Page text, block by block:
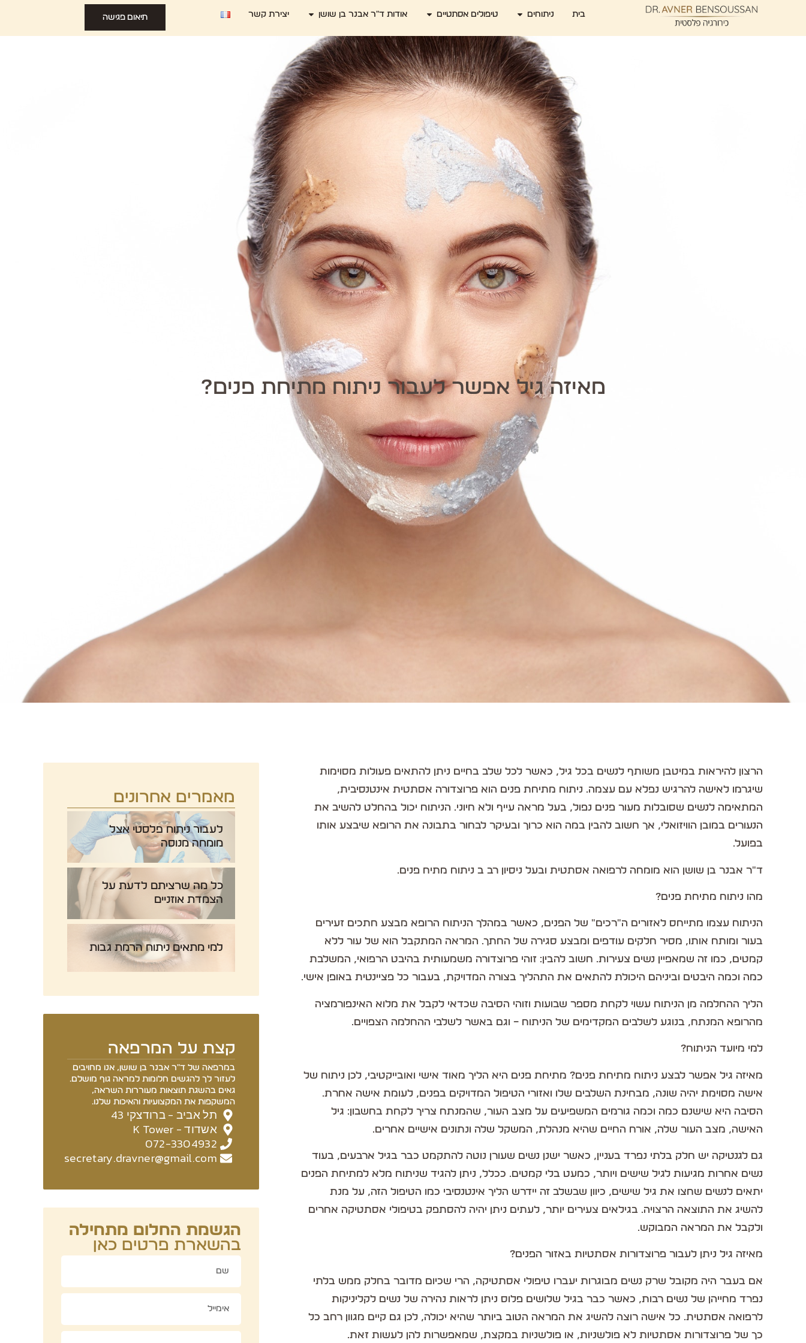
תיאום פגישה בית ניתוחים טיפולים אסתטיים אודות ד"ר אבנר בן שושן יצירת קשר
מאיזה גיל אפשר לעבור ניתוח מתיחת פנים?
הרצון להיראות במיטבן משותף לנשים בכל גיל, כאשר לכל שלב בחיים ניתן להתאים פעולות מסוימות
שיגרמו לאישה להרגיש נפלא עם עצמה. ניתוח מתיחת פנים הוא פרוצדורה אסתטית אינטנסיבית,
המתאימה לנשים שסובלות מעור פנים נפול, בעל מראה עייף ולא חיוני. הניתוח יכול בהחלט להשיב את
הנעורים במובן הוויזואלי, אך חשוב להבין במה הוא כרוך ובעיקר לבחור בתבונה את הרופא שיבצע אותו
בפועל.
ד"ר אבנר בן שושן הוא מומחה לרפואה אסתטית ובעל ניסיון רב ב ניתוח מתיח פנים.
מהו ניתוח מתיחת פנים?
הניתוח עצמו מתייחס לאזורים ה"רכים" של הפנים, כאשר במהלך הניתוח הרופא מבצע חתכים זעירים
בעור ומותח אותו, מסיר חלקים עודפים ומבצע סגירה של החתך. המראה המתקבל הוא של עור ללא
קמטים, כמו זה שמאפיין נשים צעירות. חשוב להבין: זוהי פרוצדורה משמעותית בהיבט הרפואי, המשלבת
כמה וכמה היבטים וביניהם היכולת להתאים את התהליך בצורה המדויקת, בעבור כל פציינטית באופן אישי.
הליך ההחלמה מן הניתוח עשוי לקחת מספר שבועות וזוהי הסיבה שכדאי לקבל את מלוא האינפורמציה
מהרופא המנתח, בנוגע לשלבים המקדימים של הניתוח – וגם באשר לשלבי ההחלמה הצפויים.
למי מיועד הניתוח?
מאיזה גיל אפשר לבצע ניתוח מתיחת פנים? מתיחת פנים היא הליך מאוד אישי ואובייקטיבי, לכן ניתוח של
אישה מסוימת יהיה שונה, מבחינת השלבים שלו ואזורי הטיפול המדויקים בפנים, לעומת אישה אחרת.
הסיבה היא שישנם כמה וכמה גורמים המשפיעים על מצב העור, שהמנתח צריך לקחת בחשבון: גיל
האישה, מצב העור שלה, אורח החיים שהיא מנהלת, המשקל שלה ונתונים אישיים אחרים.
גם לגנטיקה יש חלק בלתי נפרד בעניין, כאשר ישנן נשים שעורן נוטה להתקמט כבר בגיל ארבעים, בעוד
נשים אחרות מגיעות לגיל שישים ויותר, כמעט בלי קמטים. ככלל, ניתן להגיד שניתוח מלא למתיחת הפנים
יתאים לנשים שחצו את גיל שישים, כיוון שבשלב זה יידרש הליך אינטנסיבי כמו הטיפול הזה, על מנת
להשיג את התוצאה הרצויה. בגילאים צעירים יותר, לעתים ניתן יהיה להסתפק בטיפולי אסתטיקה אחרים
ולקבל את המראה המבוקש.
מאיזה גיל ניתן לעבור פרוצדורות אסתטיות באזור הפנים?
אם בעבר היה מקובל שרק נשים מבוגרות יעברו טיפולי אסתטיקה, הרי שכיום מדובר בחלק ממש בלתי
נפרד מחייהן של נשים רבות, כאשר כבר בגיל שלושים פלוס ניתן לראות נהירה של נשים לקליניקות
לרפואה אסתטית. כל אישה רוצה להשיג את המראה הטוב ביותר שהיא יכולה, לכן גם קיים מגוון רחב כל
כך של פרוצדורות אסתטיות לא פולשניות, או פולשניות במקצת, שמאפשרות להן לעשות זאת.
מאמרים אחרונים
לעבור ניתוח פלסטי אצל
מומחה מנוסה
כל מה שרציתם לדעת על
הצמדת אוזניים
למי מתאים ניתוח הרמת גבות
קצת על המרפאה
במרפאה של ד"ר אבנר בן שושן, אנו מחויבים
לעזור לך להגשים חלומות למראה גוף מושלם.
גאים בהשגת תוצאות מעוררות השראה,
המשקפות את המקצועיות והאיכות שלנו.
תל אביב - ברודצקי 43
אשדוד - K Tower
072-3304932
secretary.dravner@gmail.com
הגשמת החלום מתחילה
בהשארת פרטים כאן